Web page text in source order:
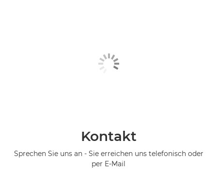
Kontakt
Sprechen Sie uns an - Sie erreichen uns telefonisch oder
per E-Mail